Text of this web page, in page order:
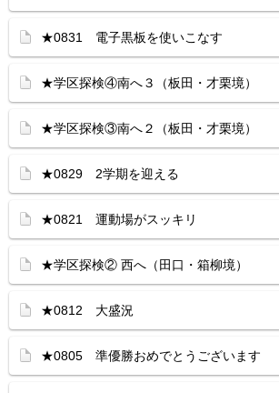
★0831 電子黒板を使いこなす
★学区探検④南へ３（板田・才栗境）
★学区探検③南へ２（板田・才栗境）
★0829 2学期を迎える
★0821 運動場がスッキリ
★学区探検② 西へ（田口・箱柳境）
★0812 大盛況
★0805 準優勝おめでとうございます